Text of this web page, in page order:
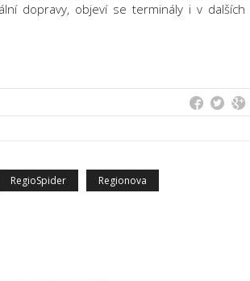
dopravy, objeví se terminály i v dalších
RegioSpider Regionova